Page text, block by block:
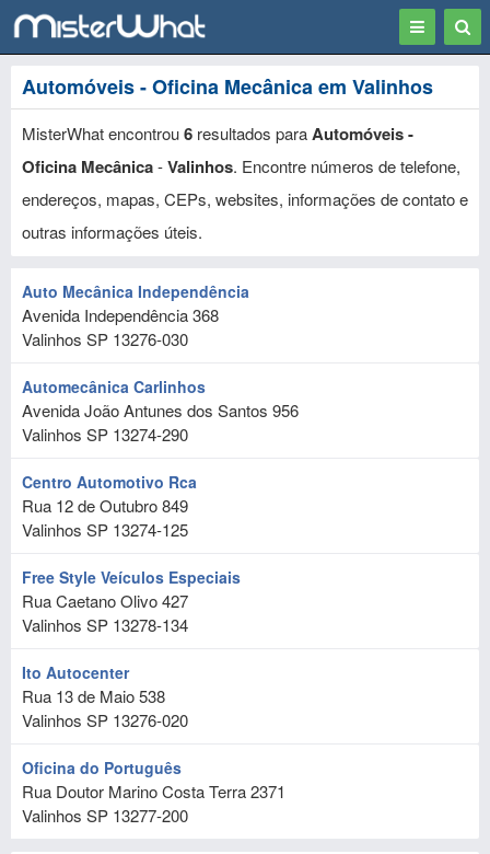
Toggle
Automóveis - Oficina Mecânica em Valinhos
MisterWhat encontrou6 resultados paraAutomóveis -
Oficina Mecânica-Valinhos. Encontre números de telefone,
endereços, mapas, CEPs, websites, informações de contato e
outras informações úteis.
Auto Mecânica Independência
Avenida Independência 368
Valinhos SP 13276-030
Automecânica Carlinhos
Avenida João Antunes dos Santos 956
Valinhos SP 13274-290
Centro Automotivo Rca
Rua 12 de Outubro 849
Valinhos SP 13274-125
Free Style Veículos Especiais
Rua Caetano Olivo 427
Valinhos SP 13278-134
Ito Autocenter
Rua 13 de Maio 538
Valinhos SP 13276-020
Oficina do Português
Rua Doutor Marino Costa Terra 2371
Valinhos SP 13277-200